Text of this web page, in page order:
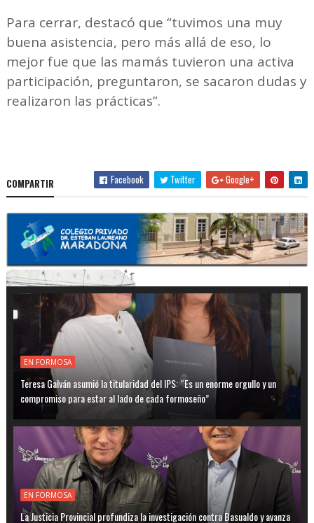
Para cerrar, destacó que “tuvimos una muy
buena asistencia, pero más allá de eso, lo
mejor fue que las mamás tuvieron una activa
participación, preguntaron, se sacaron dudas y
realizaron las prácticas”.
COMPARTIR Facebook Twitter Google+
EN FORMOSA
Teresa Galván asumió la titularidad del IPS: “Es un enorme orgullo y un
compromiso para estar al lado de cada formoseño”
EN FORMOSA
La Justicia Provincial profundiza la investigación contra Basualdo y avanza